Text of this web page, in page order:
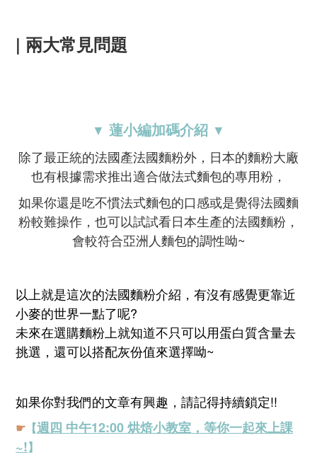
| 兩大常見問題
▼ 蓮小編加碼介紹 ▼
除了最正統的法國產法國麵粉外，日本的麵粉大廠
也有根據需求推出適合做法式麵包的專用粉，
如果你還是吃不慣法式麵包的口感或是覺得法國麵
粉較難操作，也可以試試看日本生產的法國麵粉，
會較符合亞洲人麵包的調性呦~
以上就是這次的法國麵粉介紹，有沒有感覺更靠近
小麥的世界一點了呢?
未來在選購麵粉上就知道不只可以用蛋白質含量去
挑選，還可以搭配灰份值來選擇呦~
如果你對我們的文章有興趣 ，請記得持續鎖定!!
☛ 【週四 中午12:00 烘焙小教室，等你一起來上課
~!】